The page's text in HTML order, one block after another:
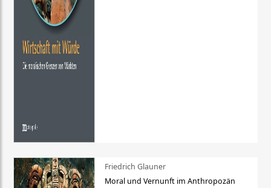
Friedrich Glauner
Moral und Vernunft im Anthropozän